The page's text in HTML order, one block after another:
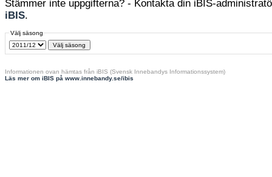
Stämmer inte uppgifterna? - Kontakta din iBIS-
iBIS.
Välj säsong
Informationen ovan hämtas från iBIS (Svensk Innebandys Informationssystem)
Läs mer om iBIS på www.innebandy.se/ibis